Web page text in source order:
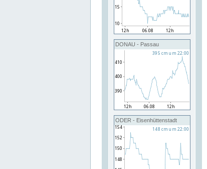
DONAU - Passau
ODER - Eisenhüttenstadt